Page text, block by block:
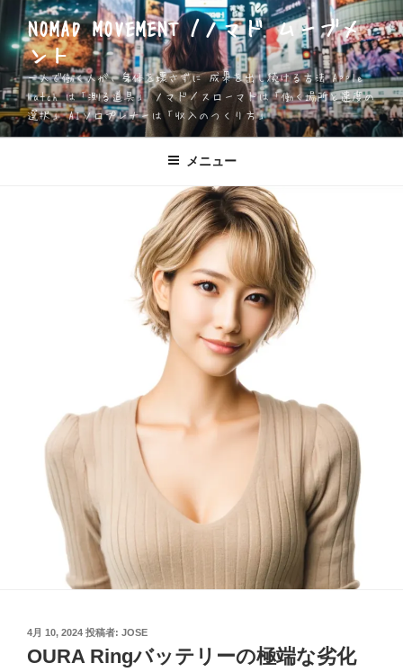
ン
テ
ン
ツ
へ
ス
NOMAD MOVEMENT /ノマド ムーブメ
ント
一人で働く人が、身体を壊さずに 成果を出し続ける方法 Apple
Watch は「測る道具」 ノマド／スローマドは「働く場所と速度の
選択」 AIソロプレナーは「収入のつくり方」
メニュー
投
稿
日:
4月 10, 2024 投稿者: JOSE
OURA Ringバッテリーの極端な劣化